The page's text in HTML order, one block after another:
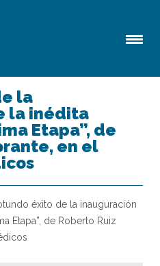
la
la inédita
Etapa”, de
en el
éxito de la inauguración
Etapa”, de Roberto Ruiz